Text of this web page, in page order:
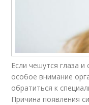
Если чешутся глаза
особое внимание
обратиться к
Причина появления